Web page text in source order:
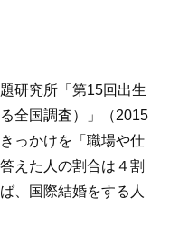
研究所「第15回出生
全国調査）」（2015
っかけを「職場や仕
えた人の割合は４割
、国際結婚をする人